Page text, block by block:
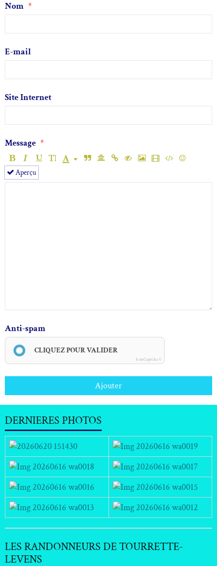
Nom
E-mail
Site Internet
Message
Aperçu
Anti-spam
CLIQUEZ POUR VALIDER
IconCaptcha ©
Ajouter
DERNIERES PHOTOS
LES RANDONNEURS DE TOURRETTE-
LEVENS